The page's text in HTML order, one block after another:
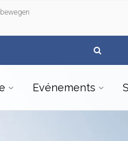
Evénements